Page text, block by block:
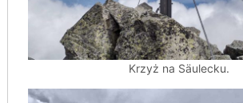
Krzyż na Säulecku.